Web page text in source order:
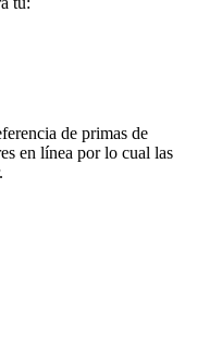
de primas de
en línea por lo cual las